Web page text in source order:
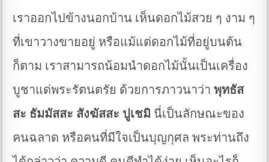
เราออกไปข้างนอกบ้าน เห็นดอกไม้สวย ๆ งาม ๆ
ที่เขาวางขายอยู่ หรือแม้แต่ดอกไม้ที่อยู่บนต้น
ก็ตาม เราสามารถน้อมนำดอกไม้นั้นเป็นเครื่อง
บูชาแด่พระรัตนตรัย ด้วยการภาวนาว่าพุทธัส
สะ ธัมมัสสะ สังฆัสสะ ปูเชมิ นี่เป็นลักษณะของ
คนฉลาด หรือคนที่มีใจเป็นบุญกุศล พระท่านถึง